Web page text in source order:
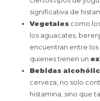
significativa de
Vegetales como
los aguacates,
encuentran entre los
quienes tienen un
Bebidas
cerveza, no solo
histamina, sino que